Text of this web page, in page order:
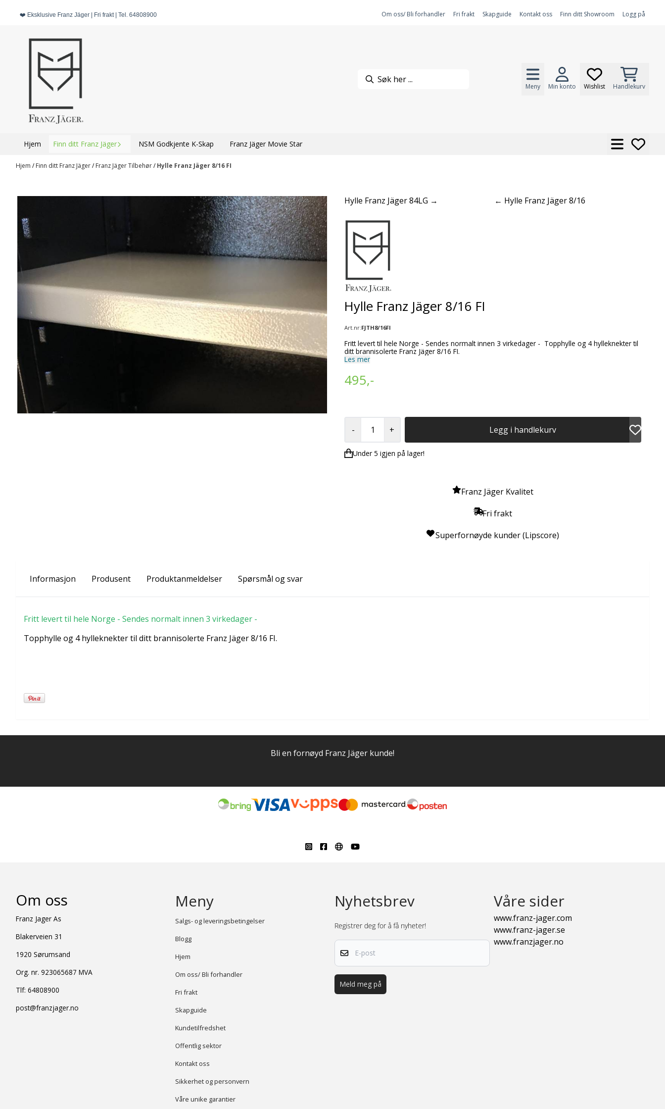
❤️ Eksklusive Franz Jäger | Fri frakt | Tel. 64808900 Om oss/ Bli forhandler Fri frakt Skapguide Kontakt oss Finn ditt Showroom Logg på
Meny Min konto Wishlist Handlekurv
Hjem Finn ditt Franz Jäger NSM Godkjente K-Skap Franz Jäger Movie Star
Hjem /Finn ditt Franz Jäger/Franz Jäger Tilbehør/Hylle Franz Jäger 8/16 FI
Hylle Franz Jäger 84LG → ← Hylle Franz Jäger 8/16
Hylle Franz Jäger 8/16 FI
Art.nr:FJTH8/16FI
Fritt levert til hele Norge - Sendes normalt innen 3 virkedager - Topphylle og 4 hylleknekter til
Les mer
495,-
- + Legg i handlekurv
Under 5 igjen på lager!
Franz Jäger Kvalitet
Fri frakt
Superfornøyde kunder (Lipscore)
Informasjon Produsent Produktanmeldelser Spørsmål og svar
Fritt levert til hele Norge - Sendes normalt innen 3 virkedager -
Topphylle og 4 hylleknekter til ditt brannisolerte Franz Jäger 8/16 FI.
Bli en fornøyd Franz Jäger kunde!
Om oss
Franz Jager As
Blakerveien 31
1920 Sørumsand
Org. nr. 923065687 MVA
Tlf: 64808900
post@franzjager.no
Meny
Salgs- og leveringsbetingelser
Blogg
Hjem
Om oss/ Bli forhandler
Fri frakt
Skapguide
Kundetilfredshet
Offentlig sektor
Kontakt oss
Sikkerhet og personvern
Våre unike garantier
Nyhetsbrev
Registrer deg for å få nyheter!
E-post
Meld meg på
Våre sider
www.franz-jager.com
www.franz-jager.se
www.franzjager.no